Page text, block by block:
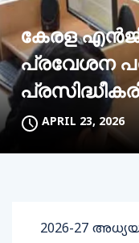
കേരള
പ്രവേശന
APRIL 23, 2026
2026-27